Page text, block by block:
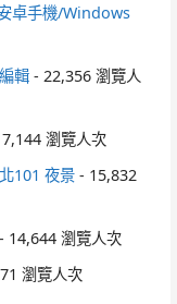
卓手機/Windows
輯 - 22,356 瀏覽人
瀏覽人次
101 夜景 - 15,832
- 14,644 瀏覽人次
瀏覽人次